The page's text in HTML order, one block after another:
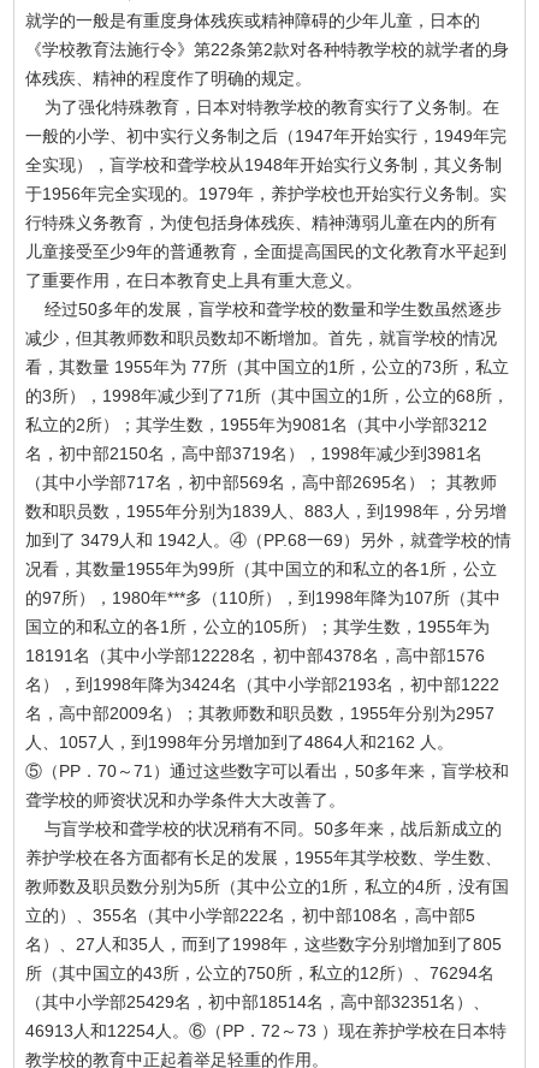
就学的一般是有重度身体残疾或精神障碍的少年儿童，日本的
《学校教育法施行令》第22条第2款对各种特教学校的就学者的身
体残疾、精神的程度作了明确的规定。
为了强化特殊教育，日本对特教学校的教育实行了义务制。在
一般的小学、初中实行义务制之后（1947年开始实行，1949年完
全实现），盲学校和聋学校从1948年开始实行义务制，其义务制
于1956年完全实现的。1979年，养护学校也开始实行义务制。实
行特殊义务教育，为使包括身体残疾、精神薄弱儿童在内的所有
儿童接受至少9年的普通教育，全面提高国民的文化教育水平起到
了重要作用，在日本教育史上具有重大意义。
经过50多年的发展，盲学校和聋学校的数量和学生数虽然逐步
减少，但其教师数和职员数却不断增加。首先，就盲学校的情况
看，其数量 1955年为 77所（其中国立的1所，公立的73所，私立
的3所），1998年减少到了71所（其中国立的1所，公立的68所，
私立的2所）；其学生数，1955年为9081名（其中小学部3212
名，初中部2150名，高中部3719名），1998年减少到3981名
（其中小学部717名，初中部569名，高中部2695名）； 其教师
数和职员数，1955年分别为1839人、883人，到1998年，分另增
加到了 3479人和 1942人。④（PP.68一69）另外，就聋学校的情
况看，其数量1955年为99所（其中国立的和私立的各1所，公立
的97所），1980年***多（110所），到1998年降为107所（其中
国立的和私立的各1所，公立的105所）；其学生数，1955年为
18191名（其中小学部12228名，初中部4378名，高中部1576
名），到1998年降为3424名（其中小学部2193名，初中部1222
名，高中部2009名）；其教师数和职员数，1955年分别为2957
人、1057人，到1998年分另增加到了4864人和2162 人。
⑤（PP．70～71）通过这些数字可以看出，50多年来，盲学校和
聋学校的师资状况和办学条件大大改善了。
与盲学校和聋学校的状况稍有不同。50多年来，战后新成立的
养护学校在各方面都有长足的发展，1955年其学校数、学生数、
教师数及职员数分别为5所（其中公立的1所，私立的4所，没有国
立的）、355名（其中小学部222名，初中部108名，高中部5
名）、27人和35人，而到了1998年，这些数字分别增加到了805
所（其中国立的43所，公立的750所，私立的12所）、76294名
（其中小学部25429名，初中部18514名，高中部32351名）、
46913人和12254人。⑥（PP．72～73 ）现在养护学校在日本特
教学校的教育中正起着举足轻重的作用。